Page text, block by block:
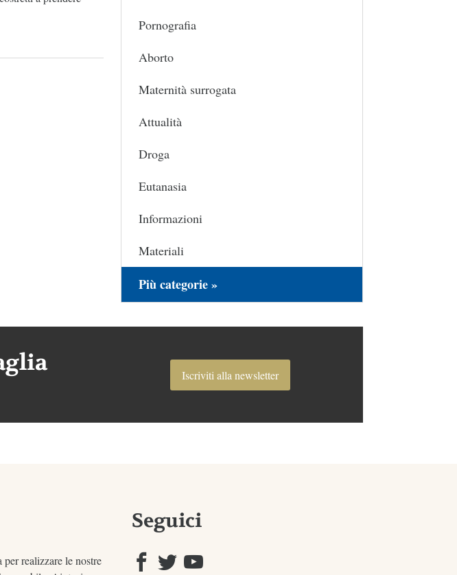
Pornografia
Aborto
Maternità surrogata
Attualità
Droga
Eutanasia
Informazioni
Materiali
Più categorie »
Iscriviti alla newsletter
realizzare le nostre
Seguici